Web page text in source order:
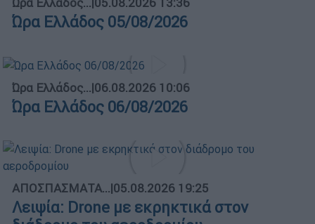
Ώρα Ελλάδος...|05.08.2026 13:36
Ώρα Ελλάδος 05/08/2026
Ώρα Ελλάδος...|06.08.2026 10:06
Ώρα Ελλάδος 06/08/2026
ΑΠΟΣΠΑΣΜΑΤΑ...|05.08.2026 19:25
Λειψία: Drone με εκρηκτικά στον